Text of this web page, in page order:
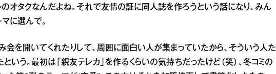
オタクなんだよね。それで友情の証に同人誌を作ろうという話になり、みん
に選んで。
会を開いてくれたりして、周囲に面白い人が集まっていたから、そういう人た
いう。最初は「親友テレカ」を作るくらいの気持ちだったけど（笑）、冬コミの